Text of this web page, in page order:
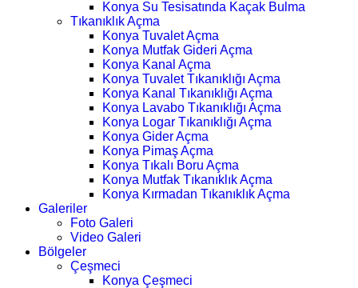
Konya Su Tesisatında Kaçak Bulma
Tıkanıklık Açma
Konya Tuvalet Açma
Konya Mutfak Gideri Açma
Konya Kanal Açma
Konya Tuvalet Tıkanıklığı Açma
Konya Kanal Tıkanıklığı Açma
Konya Lavabo Tıkanıklığı Açma
Konya Logar Tıkanıklığı Açma
Konya Gider Açma
Konya Pimaş Açma
Konya Tıkalı Boru Açma
Konya Mutfak Tıkanıklık Açma
Konya Kırmadan Tıkanıklık Açma
Galeriler
Foto Galeri
Video Galeri
Bölgeler
Çeşmeci
Konya Çeşmeci